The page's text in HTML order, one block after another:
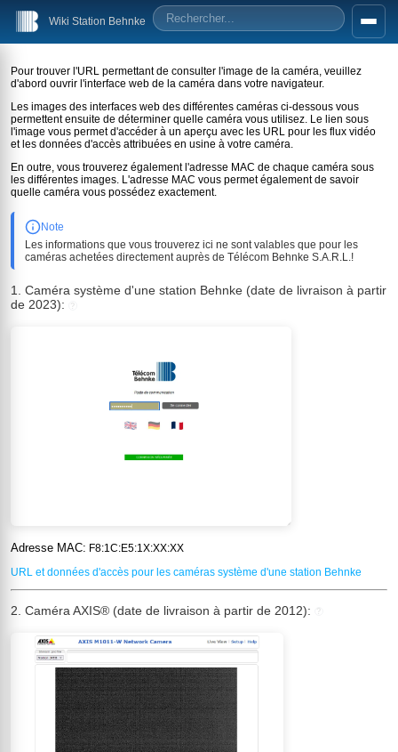
Wiki Station Behnke
Pour trouver l'URL permettant de consulter l'image de la caméra, veuillez
d'abord ouvrir l'interface web de la caméra dans votre navigateur.
Les images des interfaces web des différentes caméras ci-dessous vous
permettent ensuite de déterminer quelle caméra vous utilisez. Le lien sous
l'image vous permet d'accéder à un aperçu avec les URL pour les flux vidéo
et les données d'accès attribuées en usine à votre caméra.
En outre, vous trouverez également l'adresse MAC de chaque caméra sous
les différentes images. L'adresse MAC vous permet également de savoir
quelle caméra vous possédez exactement.
Note
Les informations que vous trouverez ici ne sont valables que pour les
caméras achetées directement auprès de Télécom Behnke S.A.R.L.!
1. Caméra système d'une station Behnke (date de livraison à partir
de 2023):
Adresse MAC: F8:1C:E5:1X:XX:XX
URL et données d'accès pour les caméras système d'une station Behnke
2. Caméra AXIS® (date de livraison à partir de 2012): ?